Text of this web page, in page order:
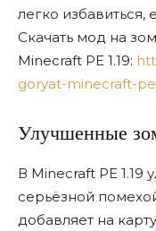
легко избавиться,
Скачать мод на
Minecraft PE 1.19:
goryat-minecraft-
Улучшенные
В Minecraft PE 1.19
серьёзной
добавляет на